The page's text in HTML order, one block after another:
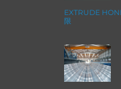
EXTRUDE
限